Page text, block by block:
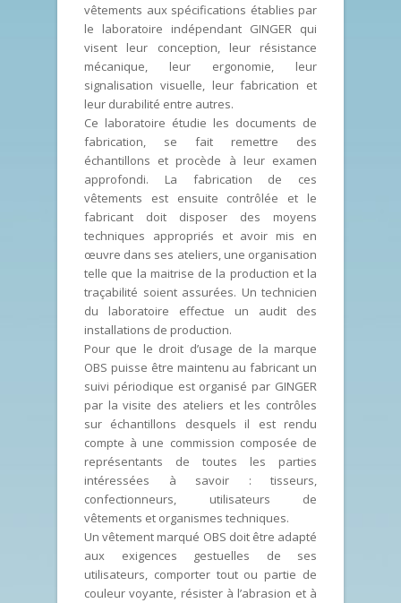
vêtements aux spécifications établies par
le laboratoire indépendant GINGER qui
visent leur conception, leur résistance
mécanique, leur ergonomie, leur
signalisation visuelle, leur fabrication et
leur durabilité entre autres.
Ce laboratoire étudie les documents de
fabrication, se fait remettre des
échantillons et procède à leur examen
approfondi. La fabrication de ces
vêtements est ensuite contrôlée et le
fabricant doit disposer des moyens
techniques appropriés et avoir mis en
œuvre dans ses ateliers, une organisation
telle que la maitrise de la production et la
traçabilité soient assurées. Un technicien
du laboratoire effectue un audit des
installations de production.
Pour que le droit d’usage de la marque
OBS puisse être maintenu au fabricant un
suivi périodique est organisé par GINGER
par la visite des ateliers et les contrôles
sur échantillons desquels il est rendu
compte à une commission composée de
représentants de toutes les parties
intéressées à savoir : tisseurs,
confectionneurs, utilisateurs de
vêtements et organismes techniques.
Un vêtement marqué OBS doit être adapté
aux exigences gestuelles de ses
utilisateurs, comporter tout ou partie de
couleur voyante, résister à l’abrasion et à